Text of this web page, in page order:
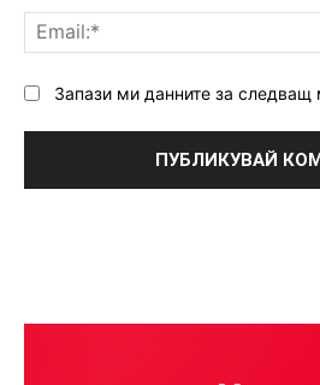
Запази ми данните за следващ